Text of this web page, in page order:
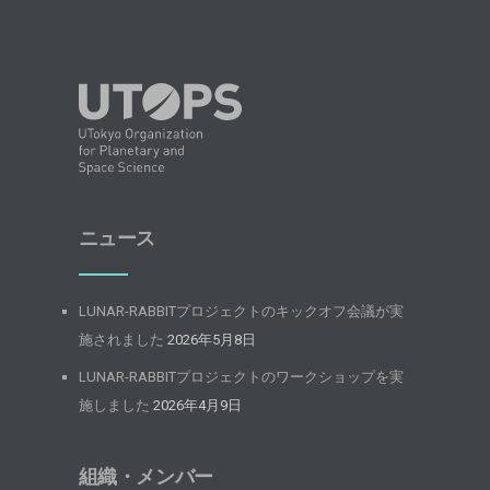
ニュース
LUNAR-RABBITプロジェクトのキックオフ会議が実
施されました 2026年5月8日
LUNAR-RABBITプロジェクトのワークショップを実
施しました 2026年4月9日
組織・メンバー